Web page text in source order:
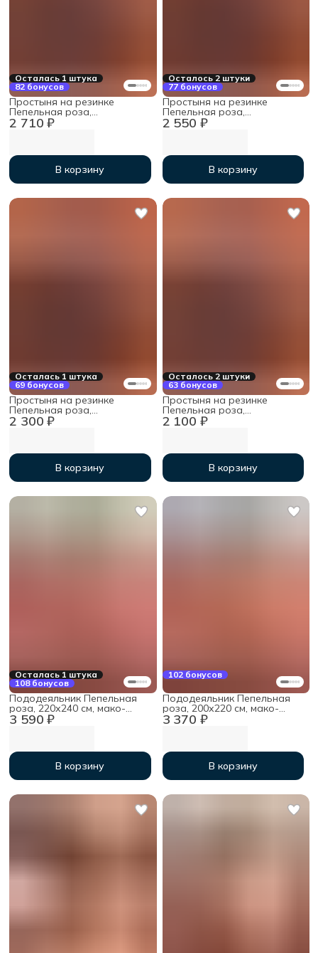
Осталась 1 штука
82 бонусов
2 710 ₽
Простыня на резинке
Пепельная роза,
180х200х30см, мако-сатин
В корзину
Осталось 2 штуки
77 бонусов
2 550 ₽
Простыня на резинке
Пепельная роза,
160х200х30см, мако-сатин
В корзину
Осталась 1 штука
69 бонусов
2 300 ₽
Простыня на резинке
Пепельная роза,
140х200х30см, мако-сатин
В корзину
Осталось 2 штуки
63 бонусов
2 100 ₽
Простыня на резинке
Пепельная роза,
120х200х30 см, мако-сатин
В корзину
Осталась 1 штука
108 бонусов
3 590 ₽
Пододеяльник Пепельная
роза, 220х240 см, мако-
сатин
В корзину
102 бонусов
3 370 ₽
Пододеяльник Пепельная
роза, 200х220 см, мако-
сатин
В корзину